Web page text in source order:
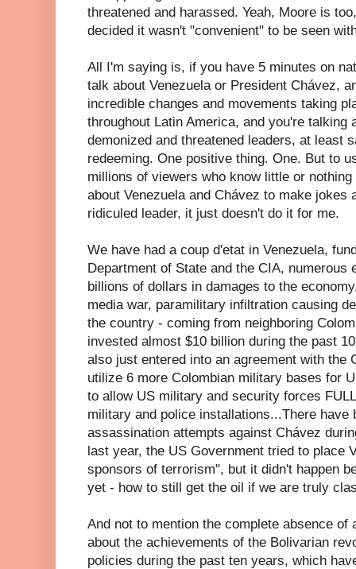
threatened and harassed. Yeah, Moore is
decided it wasn't "convenient" to be seen
All I'm saying is, if you have 5 minutes on
talk about Venezuela or President Chávez,
incredible changes and movements taking
throughout Latin America, and you're talking
demonized and threatened leaders, at least
redeeming. One positive thing. One. But to
millions of viewers who know little or
about Venezuela and Chávez to make jokes
ridiculed leader, it just doesn't do it for me.
We have had a coup d'etat in Venezuela,
Department of State and the CIA, numerous
billions of dollars in damages to the
media war, paramilitary infiltration causing
the country - coming from neighboring
invested almost $10 billion during the past
also just entered into an agreement with the
utilize 6 more Colombian military bases for
to allow US military and security forces
military and police installations...There have
assassination attempts against Chávez
last year, the US Government tried to place
sponsors of terrorism", but it didn't happen
yet - how to still get the oil if we are truly
And not to mention the complete absence of
about the achievements of the Bolivarian
policies during the past ten years, which